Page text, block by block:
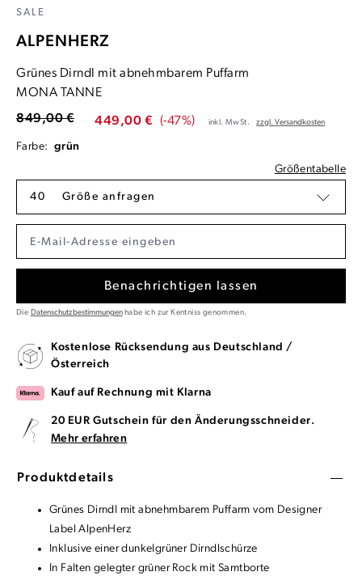
SALE
ALPENHERZ
Grünes Dirndl mit abnehmbarem Puffarm
MONA TANNE
449,00 € (-47%)
849,00 € inkl. MwSt. zzgl. Versandkosten
Farbe: grün
Größentabelle
40 Größe anfragen
Benachrichtigen lassen
Die Datenschutzbestimmungenhabe ich zur Kentniss genommen.
Kostenlose Rücksendung aus Deutschland /
Österreich
Kauf auf Rechnung mit Klarna
20 EUR Gutschein für den Änderungsschneider.
Mehr erfahren
Produktdetails
Grünes Dirndl mit abnehmbarem Puffarm vom Designer
Label AlpenHerz
Inklusive einer dunkelgrüner Dirndlschürze
In Falten gelegter grüner Rock mit Samtborte